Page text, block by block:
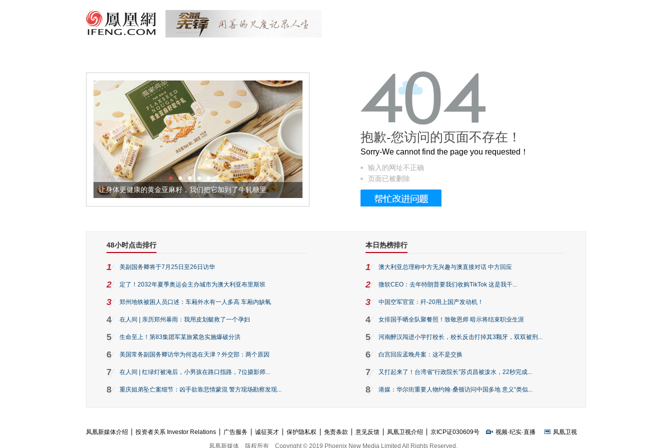
让身体更健康的黄金亚麻籽，我们把它加到了牛轧糖里 被列入佛家七宝的它到底有多美？
抱歉-您访问的页面不存在！
Sorry-We cannot find the page you requested！
输入的网址不正确
页面已被删除
48小时点击排行
1 美副国务卿将于7月25日至26日访华
2 定了！2032年夏季奥运会主办城市为澳大利亚布里斯班
3 郑州地铁被困人员口述：车厢外水有一人多高 车厢内缺氧
4 在人间 | 亲历郑州暴雨：我用皮划艇救了一个孕妇
5 生命至上！第83集团军某旅紧急实施爆破分洪
6 美国常务副国务卿访华为何选在天津？外交部：两个原因
7 在人间 | 红绿灯被淹后，小男孩在路口指路，7位摄影师...
8 重庆姐弟坠亡案细节：凶手欲靠悲情蒙混 警方现场勘察发现...
本日热榜排行
1 澳大利亚总理称中方无兴趣与澳直接对话 中方回应
2 微软CEO：去年特朗普要我们收购TikTok 这是我干...
3 中国空军官宣：歼-20用上国产发动机！
4 女排国手晒全队聚餐照！致敬恩师 暗示将结束职业生涯
5 河南醉汉闯进小学打校长，校长反击打掉其3颗牙，双双被刑...
6 白宫回应孟晚舟案：这不是交换
7 又打起来了！台湾省“行政院长”苏贞昌被泼水，22秒完成...
8 港媒：华尔街重要人物约翰·桑顿访问中国多地 意义“类似...
凤凰新媒体介绍 投资者关系 Investor Relations 广告服务 诚征英才 保护隐私权 免责条款 意见反馈 凤凰卫视介绍 京ICP证030609号 视频·纪实·直播
凤凰卫视
凤凰新媒体
版权所有 Copyright © 2019 Phoenix New Media Limited All Rights Reserved.